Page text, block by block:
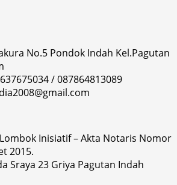
No.5 Pondok Indah Kel.Pagutan
/ 087864813089
Inisiatif – Akta Notaris Nomor
2015.
Sraya 23 Griya Pagutan Indah